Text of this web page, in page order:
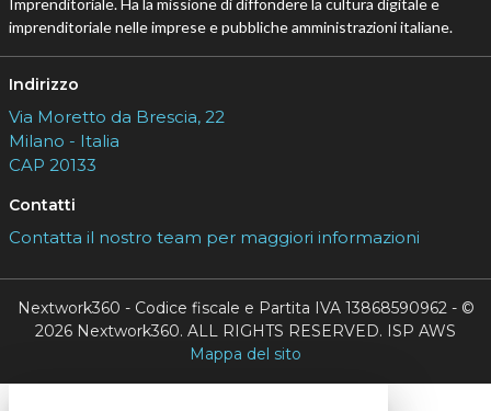
Imprenditoriale. Ha la missione di diffondere la cultura digitale e
imprenditoriale nelle imprese e pubbliche amministrazioni italiane.
Indirizzo
Via Moretto da Brescia, 22
Milano - Italia
CAP 20133
Contatti
Contatta il nostro team per maggiori informazioni
Nextwork360 - Codice fiscale e Partita IVA 13868590962 - ©
2026 Nextwork360. ALL RIGHTS RESERVED. ISP AWS
Mappa del sito